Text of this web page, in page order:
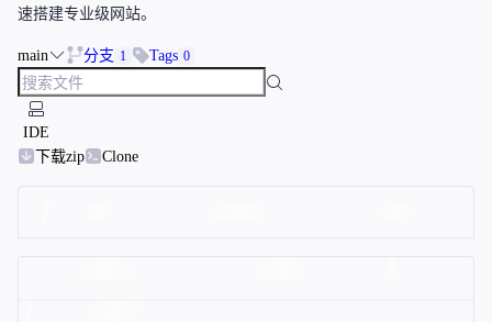
速搭建专业级网站。
main 分支 1 Tags 0
IDE
下载zip
Clone